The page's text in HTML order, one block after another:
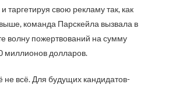
таргетируя свою рекламу так, как
команда Парскейла вызвала в
волну пожертвований на сумму
миллионов долларов.
не всё. Для будущих кандидатов-